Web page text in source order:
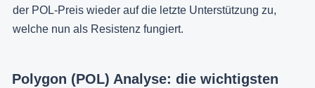
der POL-Preis wieder auf die letzte Unterstützung zu,
welche nun als Resistenz fungiert.
Polygon (POL) Analyse: die wichtigsten